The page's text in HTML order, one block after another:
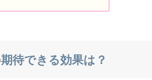
待できる効果は？